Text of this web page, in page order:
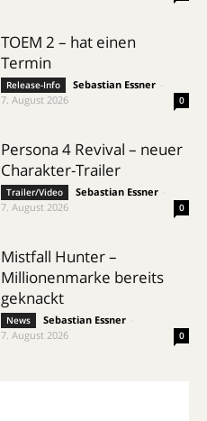
TOEM 2 – hat einen
Termin
Release-Info Sebastian Essner
7. August 2026
0
Persona 4 Revival – neuer
Charakter-Trailer
Trailer/Video Sebastian Essner
7. August 2026
0
Mistfall Hunter –
Millionenmarke bereits
geknackt
News Sebastian Essner
7. August 2026
0